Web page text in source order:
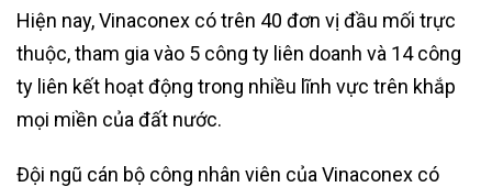
Hiện nay, Vinaconex có trên 40 đơn vị đầu mối trực
thuộc, tham gia vào 5 công ty liên doanh và 14 công
ty liên kết hoạt động trong nhiều lĩnh vực trên khắp
mọi miền của đất nước.
Đội ngũ cán bộ công nhân viên của Vinaconex có